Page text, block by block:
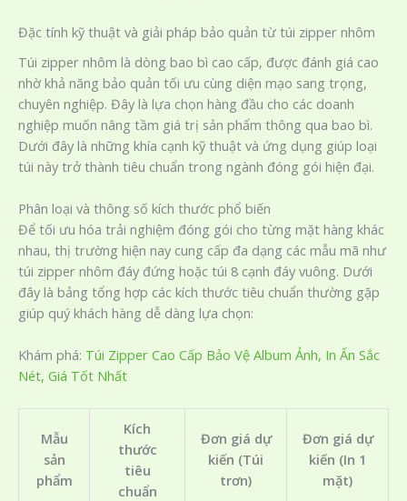
Đặc tính kỹ thuật và giải pháp bảo quản từ túi zipper nhôm
Túi zipper nhôm là dòng bao bì cao cấp, được đánh giá cao
nhờ khả năng bảo quản tối ưu cùng diện mạo sang trọng,
chuyên nghiệp. Đây là lựa chọn hàng đầu cho các doanh
nghiệp muốn nâng tầm giá trị sản phẩm thông qua bao bì.
Dưới đây là những khía cạnh kỹ thuật và ứng dụng giúp loại
túi này trở thành tiêu chuẩn trong ngành đóng gói hiện đại.
Phân loại và thông số kích thước phổ biến
Để tối ưu hóa trải nghiệm đóng gói cho từng mặt hàng khác
nhau, thị trường hiện nay cung cấp đa dạng các mẫu mã như
túi zipper nhôm đáy đứng hoặc túi 8 cạnh đáy vuông. Dưới
đây là bảng tổng hợp các kích thước tiêu chuẩn thường gặp
giúp quý khách hàng dễ dàng lựa chọn:
Khám phá: Túi Zipper Cao Cấp Bảo Vệ Album Ảnh, In Ấn Sắc
Nét, Giá Tốt Nhất
Mẫu
sản
phẩm
Kích
thước
tiêu
chuẩn
Đơn giá dự
kiến (Túi
trơn)
Đơn giá dự
kiến (In 1
mặt)